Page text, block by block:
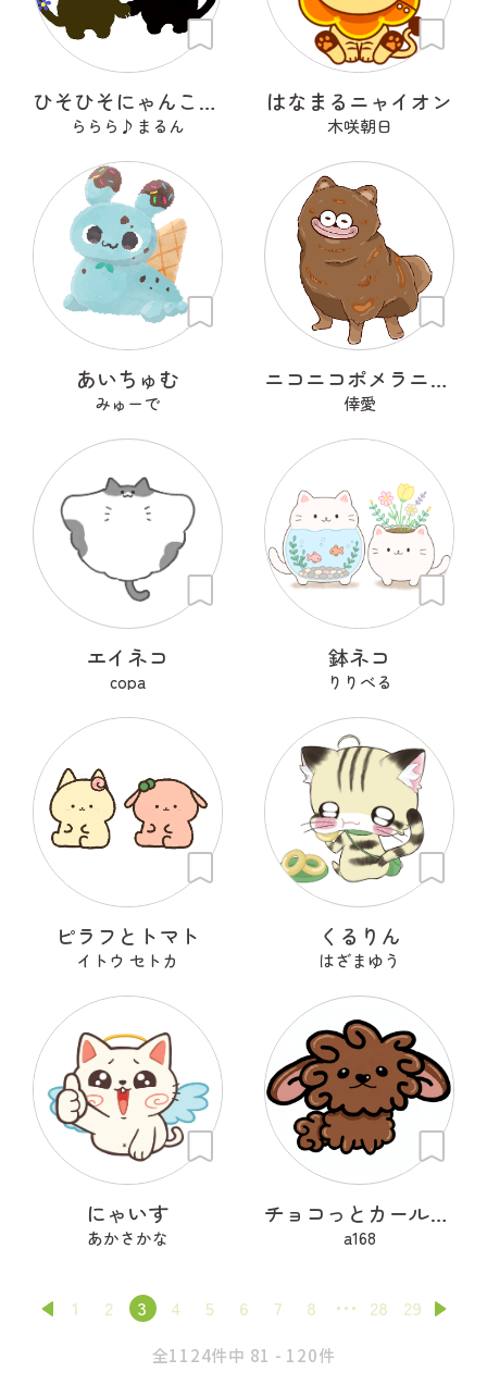
ひそひそにゃんこ ブルルとピピ
ららら♪まるん
はなまるニャイオン
木咲朝日
あいちゅむ
みゅーで
ニコニコポメラニアン
倖愛
エイネコ
copa
鉢ネコ
りりべる
ピラフとトマト
イトウ セトカ
くるりん
はざまゆう
にゃいす
あかさかな
チョコっとカールちゃん
a168
1 2 3 4 5 6 7 8 28 29
全1124件中 81 - 120件